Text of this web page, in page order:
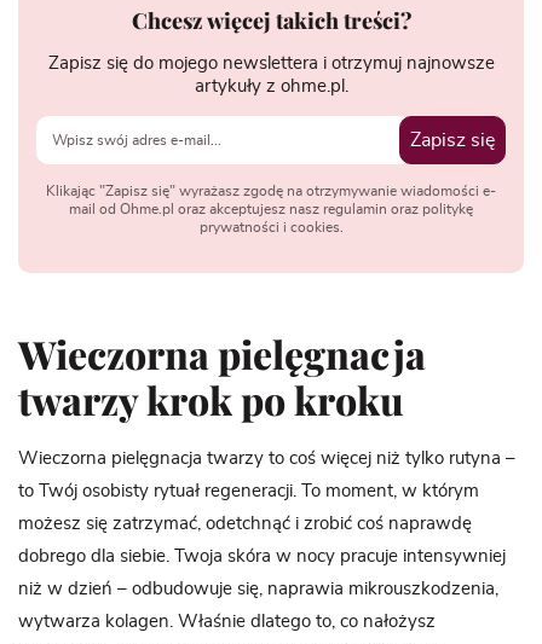
Chcesz więcej takich treści?
Zapisz się do mojego newslettera i otrzymuj najnowsze
artykuły z ohme.pl.
Zapisz się
Klikając "Zapisz się" wyrażasz zgodę na otrzymywanie wiadomości e-
mail od Ohme.pl oraz akceptujesz nasz regulamin oraz politykę
prywatności i cookies.
Wieczorna pielęgnacja
twarzy krok po kroku
Wieczorna pielęgnacja twarzy to coś więcej niż tylko rutyna –
to Twój osobisty rytuał regeneracji. To moment, w którym
możesz się zatrzymać, odetchnąć i zrobić coś naprawdę
dobrego dla siebie. Twoja skóra w nocy pracuje intensywniej
niż w dzień – odbudowuje się, naprawia mikrouszkodzenia,
wytwarza kolagen. Właśnie dlatego to, co nałożysz